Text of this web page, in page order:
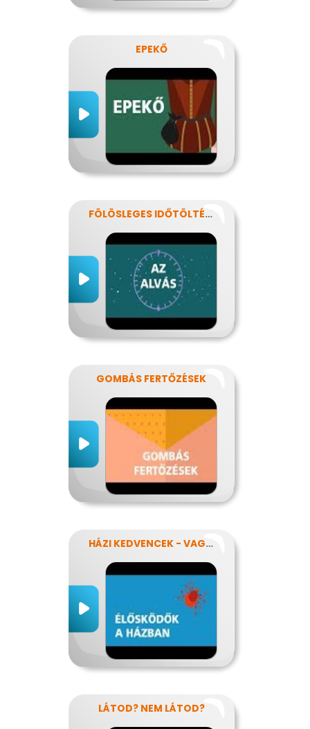
EPEKŐ
FÖLÖSLEGES IDŐTÖLTÉS?
GOMBÁS FERTŐZÉSEK
HÁZI KEDVENCEK - VAGY MÉGSEM
LÁTOD? NEM LÁTOD?